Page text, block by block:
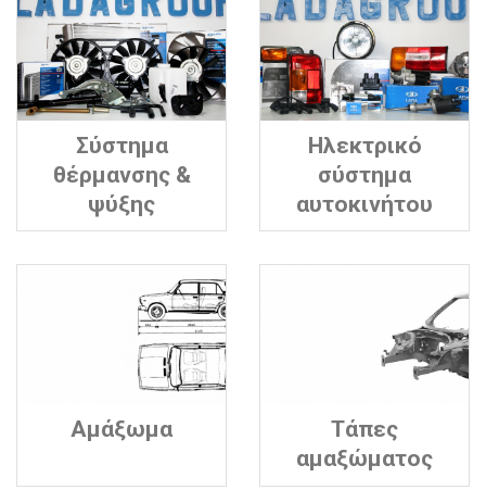
Σύστημα
θέρμανσης &
ψύξης
Ηλεκτρικό
σύστημα
αυτοκινήτου
Αμάξωμα
Τάπες
αμαξώματος